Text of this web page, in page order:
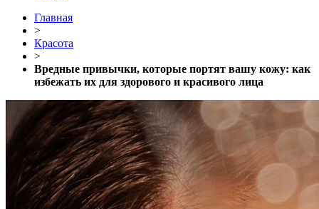
Главная
>
Красота
>
Вредные привычки, которые портят вашу кожу: как
избежать их для здорового и красивого лица